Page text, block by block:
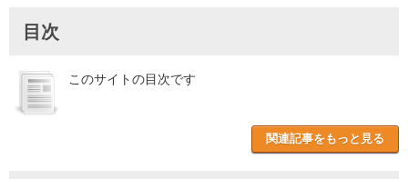
目次
このサイトの目次です
関連記事をもっと見る